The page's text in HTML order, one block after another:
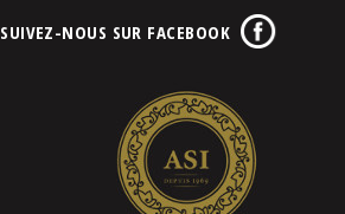
SUIVEZ-NOUS SUR FACEBOOK